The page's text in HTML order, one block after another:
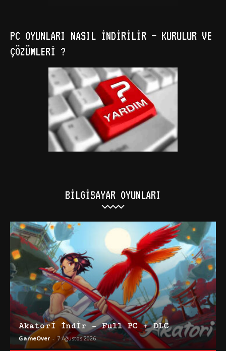
PC OYUNLARI NASIL İNDIRILIR – KURULUR VE
ÇÖZÜMLERI ?
BILGISAYAR OYUNLARI
Akatori İndir – Full PC + DLC
GameOver - 7 Ağustos 2026